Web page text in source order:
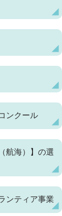
ンクール
航海）】の選
ンティア事業